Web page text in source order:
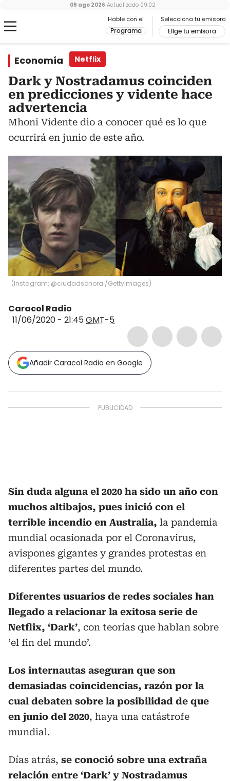
Hable con el
Programa
Selecciona tu emisora
Elige tu emisora
09 ago 2026 Actualizado 09:02
Economía Netflix
Dark y Nostradamus coinciden
en predicciones y vidente hace
advertencia
Mhoni Vidente dio a conocer qué es lo que
ocurrirá en junio de este año.
(Instagram: @ciudadsonora /Gettyimages)
Caracol Radio
11/06/2020 - 21:45GMT-5
Añadir Caracol Radio en Google
Sin duda alguna el 2020 ha sido un año con
muchos altibajos, pues inició con el
terrible incendio en Australia, la pandemia
mundial ocasionada por el Coronavirus,
avispones gigantes y grandes protestas en
diferentes partes del mundo.
Diferentes usuarios de redes sociales han
llegado a relacionar la exitosa serie de
Netflix, ‘Dark’, con teorías que hablan sobre
‘el fin del mundo’.
Los internautas aseguran que son
demasiadas coincidencias, razón por la
cual debaten sobre la posibilidad de que
en junio del 2020, haya una catástrofe
mundial.
Días atrás, se conoció sobre una extraña
relación entre ‘Dark’ y Nostradamus